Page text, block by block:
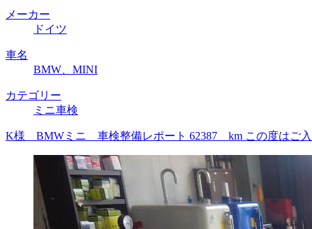
メーカー
ドイツ
車名
BMW、MINI
カテゴリー
ミニ車検
K様 BMWミニ 車検整備レポート 62387 km この度はご入